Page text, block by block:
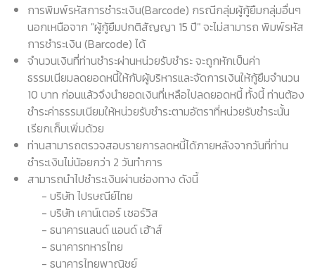
การพิมพ์รหัสการชำระเงิน(Barcode) กรณีกลุ่มผู้กู้ยืมกลุ่มอื่นๆ
นอกเหนือจาก "ผู้กู้ยืมปกติสัญญา 15 ปี" จะไม่สามารถ พิมพ์รหัส
การชำระเงิน (Barcode) ได้
จำนวนเงินที่ท่านชำระผ่านหน่วยรับชำระ จะถูกหักเป็นค่า
ธรรมเนียมลดยอดหนี้ให้กับผู้บริหารและจัดการเงินให้กู้ยืมจำนวน
10 บาท ก่อนแล้วจึงนำยอดเงินที่เหลือไปลดยอดหนี้ ทั้งนี้ ท่านต้อง
ชำระค่าธรรมเนียมให้หน่วยรับชำระตามอัตราที่หน่วยรับชำระนั้น
เรียกเก็บเพิ่มด้วย
ท่านสามารถตรวจสอบรายการลดหนี้ได้ภายหลังจากวันที่ท่าน
ชำระเงินไม่น้อยกว่า 2 วันทำการ
สามารถนำไปชำระเงินผ่านช่องทาง ดังนี้
- บริษัท ไปรษณีย์ไทย
- บริษัท เคาน์เตอร์ เซอร์วิส
- ธนาคารแลนด์ แอนด์ เฮ้าส์
- ธนาคารทหารไทย
- ธนาคารไทยพาณิชย์